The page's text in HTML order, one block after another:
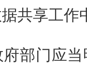
共享工作
部门应当